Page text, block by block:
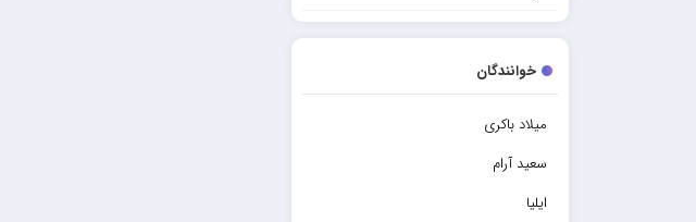
خوانندگان
میلاد باکری
سعید آرام
ایلیا